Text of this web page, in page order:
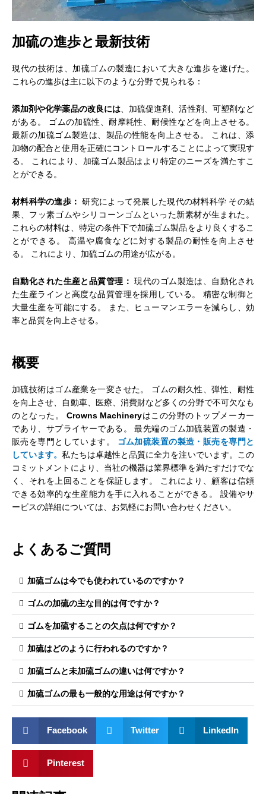
加硫の進歩と最新技術
現代の技術は、加硫ゴムの製造において大きな進歩を遂げた。
これらの進歩は主に以下のような分野で見られる：
添加剤や化学薬品の改良には、加硫促進剤、活性剤、可塑剤など
がある。 ゴムの加硫性、耐摩耗性、耐候性などを向上させる。
最新の加硫ゴム製造は、製品の性能を向上させる。 これは、添
加物の配合と使用を正確にコントロールすることによって実現す
る。 これにより、加硫ゴム製品はより特定のニーズを満たすこ
とができる。
材料科学の進歩：研究によって発展した現代の材料科学 その結
果、フッ素ゴムやシリコーンゴムといった新素材が生まれた。
これらの材料は、特定の条件下で加硫ゴム製品をより良くするこ
とができる。 高温や腐食などに対する製品の耐性を向上させ
る。 これにより、加硫ゴムの用途が広がる。
自動化された生産と品質管理：現代のゴム製造は、自動化され
た生産ラインと高度な品質管理を採用している。 精密な制御と
大量生産を可能にする。 また、ヒューマンエラーを減らし、効
率と品質を向上させる。
概要
加硫技術はゴム産業を一変させた。 ゴムの耐久性、弾性、耐性
を向上させ、自動車、医療、消費財など多くの分野で不可欠なも
のとなった。
Crowns Machineryはこの分野のトップメーカー
であり、サプライヤーである。 最先端のゴム加硫装置の製造・
販売を専門としています。
ゴム加硫装置の製造・販売を専門と
しています。私たちは卓越性と品質に全力を注いでいます。この
コミットメントにより、当社の機器は業界標準を満たすだけでな
く、それを上回ることを保証します。 これにより、顧客は信頼
できる効率的な生産能力を手に入れることができる。 設備やサ
ービスの詳細については、お気軽にお問い合わせください。
よくあるご質問
加硫ゴムは今でも使われているのですか？
ゴムの加硫の主な目的は何ですか？
ゴムを加硫することの欠点は何ですか？
加硫はどのように行われるのですか？
加硫ゴムと未加硫ゴムの違いは何ですか？
加硫ゴムの最も一般的な用途は何ですか？
Facebook Twitter LinkedIn
Pinterest